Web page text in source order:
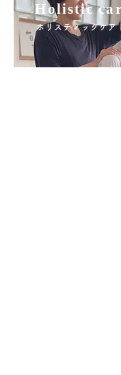
Holistic
ホリスティックケア